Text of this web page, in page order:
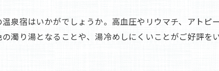
泉宿はいかがでしょうか。高血圧やリウマチ、アトピ
濁り湯となることや、湯冷めしにくいことがご好評を